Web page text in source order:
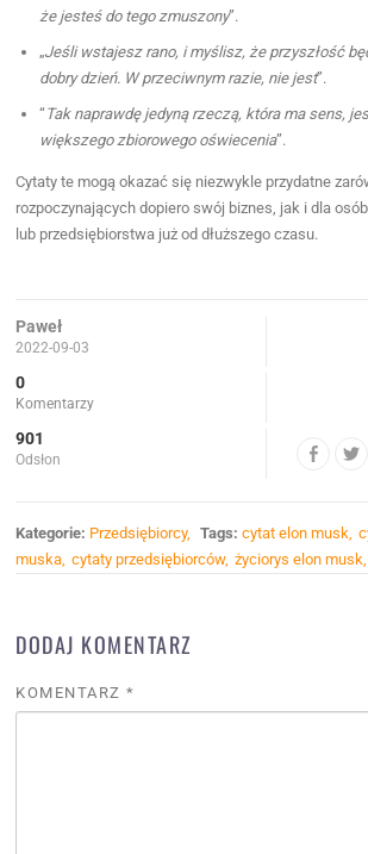
że jesteś do tego zmuszony”.
„Jeśli wstajesz rano, i myślisz, że przyszłość
dobry dzień. W przeciwnym razie, nie jest”.
“Tak naprawdę jedyną rzeczą, która ma sens,
większego zbiorowego oświecenia”.
Cytaty te mogą okazać się niezwykle przydatne
rozpoczynających dopiero swój biznes, jak i dla
lub przedsiębiorstwa już od dłuższego czasu.
Paweł
2022-09-03
0
Komentarzy
901
Odsłon
Kategorie: Przedsiębiorcy Tags: cytat elon musk
muska cytaty przedsiębiorców życiorys elon musk
DODAJ KOMENTARZ
KOMENTARZ*